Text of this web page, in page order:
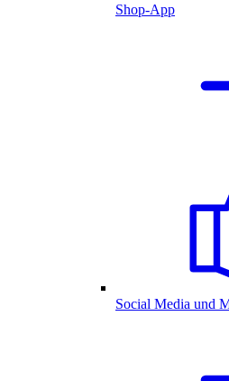
Shop-App
Social Media und